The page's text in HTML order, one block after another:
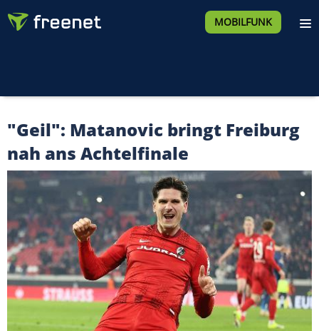
MOBILFUNK
"Geil": Matanovic bringt Freiburg
nah ans Achtelfinale